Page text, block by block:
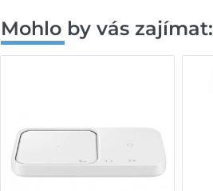
Mohlo by vás zajímat: